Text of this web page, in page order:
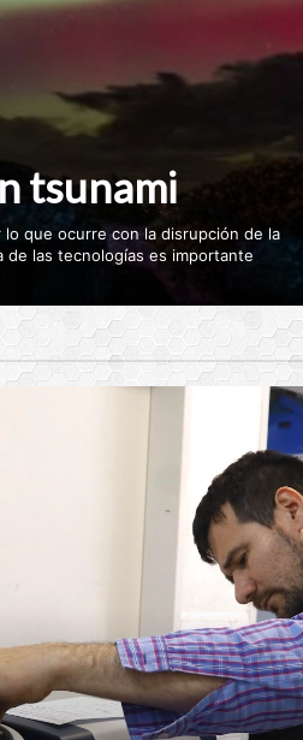
tsunami
que ocurre con la disrupción de la
las tecnologías es importante